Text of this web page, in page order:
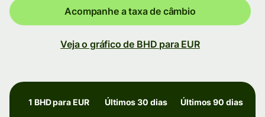
Acompanhe a taxa de câmbio
Veja o gráfico de BHD para EUR
1 BHD para EUR Últimos 30 dias Últimos 90 dias